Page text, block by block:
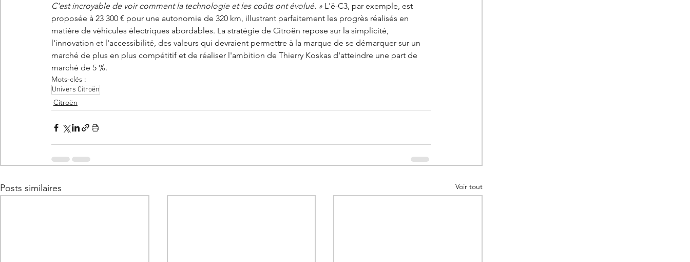
C'est incroyable de voir comment la technologie et les coûts ont évolué. » L'ë-C3, par exemple, est
proposée à 23 300 € pour une autonomie de 320 km, illustrant parfaitement les progrès réalisés en
matière de véhicules électriques abordables. La stratégie de Citroën repose sur la simplicité,
l'innovation et l'accessibilité, des valeurs qui devraient permettre à la marque de se démarquer sur un
marché de plus en plus compétitif et de réaliser l'ambition de Thierry Koskas d'atteindre une part de
marché de 5 %.
Mots-clés :
Univers Citroën
Citroën
Posts similaires Voir tout